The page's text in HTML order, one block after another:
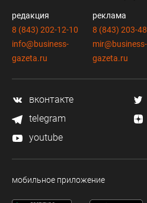
редакция
8 (843) 202-12-10
info@business-
gazeta.ru
реклама
8 (843) 203-
mir@business-
gazeta.ru
вконтакте
telegram
youtube
мобильное приложение